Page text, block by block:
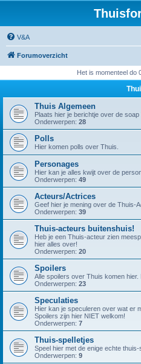
V&A
Forumoverzicht
Het is momenteel do
Thuis Algemeen
Plaats hier je berichtje over de soap
Onderwerpen: 28
Polls
Hier komen polls over Thuis.
Personages
Hier kan je alles kwijt over de
Onderwerpen: 49
Acteurs/Actrices
Geef hier je mening over de Thuis-
Onderwerpen: 39
Thuis-acteurs buitenshuis!
Heb je een Thuis-acteur zien
hier alles over!
Onderwerpen: 20
Spoilers
Alle spoilers over Thuis komen hier.
Onderwerpen: 23
Speculaties
Hier kan je speculeren over wat er
Spoilers zijn hier NIET welkom!
Onderwerpen: 7
Thuis-spelletjes
Speel hier met de enige echte thuis-
Onderwerpen: 9